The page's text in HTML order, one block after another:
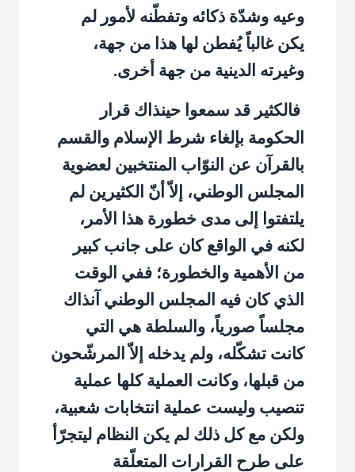
وعيه وشدّة ذكائه وتفطّنه لأمور لم
يكن غالباً يُفطن لها هذا من جهة،
وغيرته الدينية من جهة أخرى.
فالكثير قد سمعوا حينذاك قرار
الحكومة بإلغاء شرط الإسلام والقسم
بالقرآن عن النوّاب المنتخبين لعضوية
المجلس الوطني، إلاّ أنّ الكثيرين لم
يلتفتوا إلى مدى خطورة هذا الأمر،
لكنه في الواقع كان على جانب كبير
من الأهمية والخطورة؛ ففي الوقت
الذي كان فيه المجلس الوطني آنذاك
مجلساً صورياً، والسلطة هي التي
كانت تشكّله، ولم يدخله إلاّ المرشّحون
من قبلها، وكانت العملية كلها عملية
تنصيب وليست عملية انتخابات شعبية،
ولكن مع كل ذلك لم يكن النظام ليتجرّأ
على طرح القرارات المتعلّقة